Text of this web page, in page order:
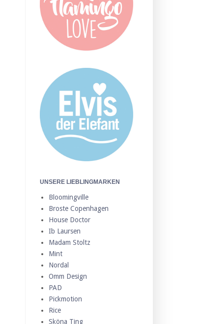
UNSERE LIEBLINGMARKEN
Bloomingville
Broste Copenhagen
House Doctor
Ib Laursen
Madam Stoltz
Mint
Nordal
Omm Design
PAD
Pickmotion
Rice
Sköna Ting